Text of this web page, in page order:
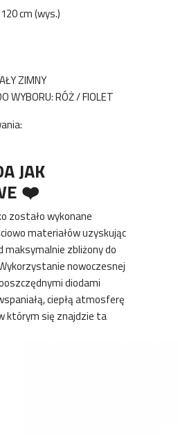
cm (wys.)
ZIMNY
WYBORU: RÓŻ / FIOLET
JAK
❤️
zostało wykonane
materiałów uzyskując
zbliżony do
nowoczesnej
diodami
ciepłą atmosferę
którym się znajdzie ta